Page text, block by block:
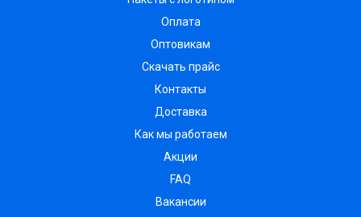
Оплата
Оптовикам
Скачать прайс
Контакты
Доставка
Как мы работаем
Акции
FAQ
Вакансии